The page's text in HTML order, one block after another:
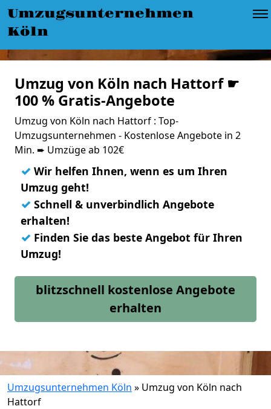
Umzugsunternehmen
Köln
Umzug von Köln nach Hattorf ☛
100 % Gratis-Angebote
Umzug von Köln nach Hattorf : Top-
Umzugsunternehmen - Kostenlose Angebote in 2
Min. ➨ Umzüge ab 102€
✓ Wir helfen Ihnen, wenn es um Ihren
Umzug geht!
✓ Schnell & unverbindlich Angebote
erhalten!
✓ Finden Sie das beste Angebot für Ihren
Umzug!
blitzschnell kostenlose Angebote
erhalten
Umzugsunternehmen Köln » Umzug von Köln nach
Hattorf